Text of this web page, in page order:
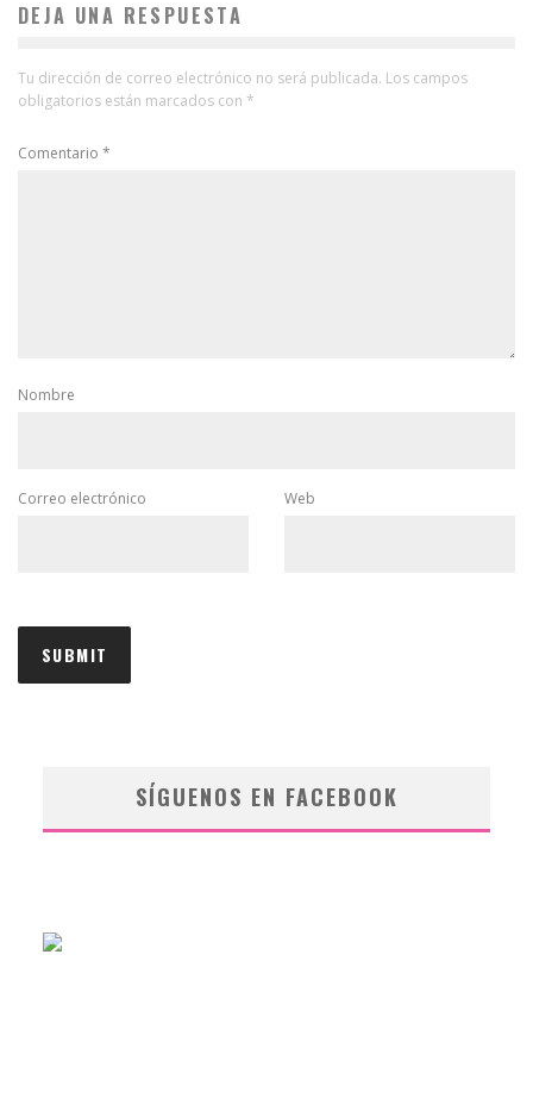
DEJA UNA RESPUESTA
Tu dirección de correo electrónico no será publicada. Los campos
obligatorios están marcados con *
Comentario *
Nombre
Correo electrónico Web
SÍGUENOS EN FACEBOOK